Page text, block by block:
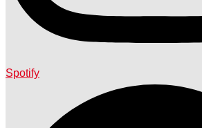
Spotify